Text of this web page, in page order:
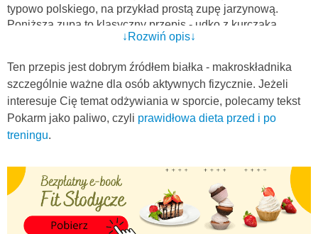
typowo polskiego, na przykład prostą zupę jarzynową.
Poniższa zupa to klasyczny przepis - udko z kurczaka,
marchewka, seler, ziemniaki i kalafior. Same lekkie,
Dzięki kurczakowi, zupa jest całkiem treściwa i dostarcza
wysokiej jakości białka. Składnik ten jest niezbędnym
elementem diety każdego człowieka, ale osoby stosujące
dietę odchudzającą oraz sportowcy, powinni zwracać na nie
szczególną uwagę. To przecież główny składnik mięśni.
łatwością znajdziecie je na naszej stronie. Polecam między
innymiziołowy schab z gotowanymi ziemniaczkami i
domową surówką z kiszonej kapusty
orazwiosenną
Które dania kuchni polskiej lubicie najbardziej? Ja chyba te
↓Rozwiń opis↓
Ten przepis jest dobrym źródłem białka - makroskładnika
szczególnie ważne dla osób aktywnych fizycznie. Jeżeli
interesuje Cię temat odżywiania w sporcie, polecamy tekst
Pokarm jako paliwo, czyli prawidłowa dieta przed i po
treningu.